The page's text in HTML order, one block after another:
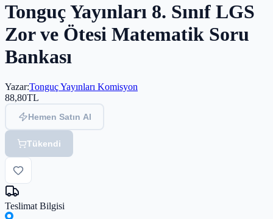
Tonguç Yayınları 8. Sınıf LGS
Zor ve Ötesi Matematik Soru
Bankası
Yazar:Tonguç Yayınları Komisyon
88,80TL
Hemen Satın Al
Tükendi
Teslimat Bilgisi